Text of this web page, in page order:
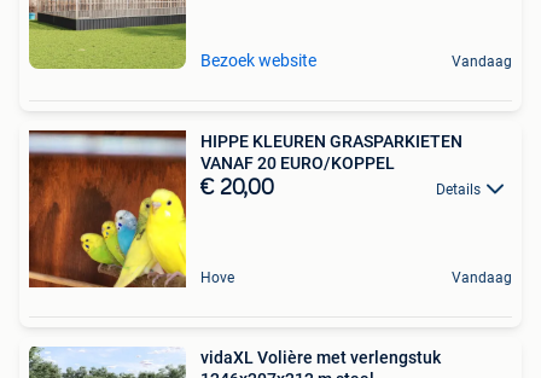
Bezoek website Vandaag
HIPPE KLEUREN GRASPARKIETEN
VANAF 20 EURO/KOPPEL
€ 20,00 Details
Hove Vandaag
vidaXL Volière met verlengstuk